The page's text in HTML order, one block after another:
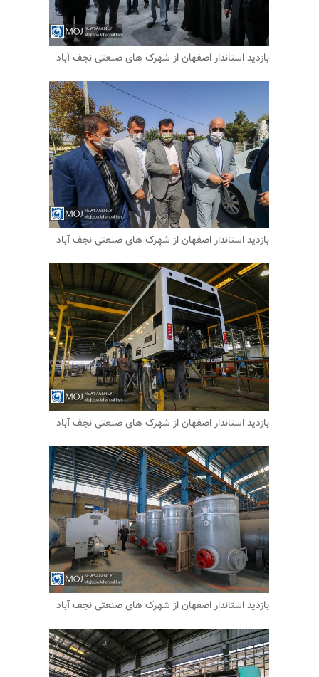
بازدید استاندار اصفهان از شهرک های صنعتی نجف آباد
بازدید استاندار اصفهان از شهرک های صنعتی نجف آباد
بازدید استاندار اصفهان از شهرک های صنعتی نجف آباد
بازدید استاندار اصفهان از شهرک های صنعتی نجف آباد